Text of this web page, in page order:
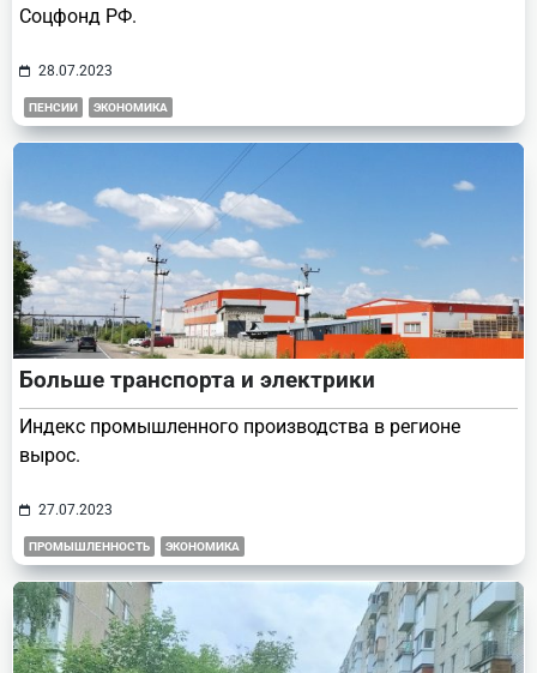
Соцфонд РФ.
28.07.2023
ПЕНСИИ ЭКОНОМИКА
Больше транспорта и электрики
Индекс промышленного производства в регионе
вырос.
27.07.2023
ПРОМЫШЛЕННОСТЬ ЭКОНОМИКА